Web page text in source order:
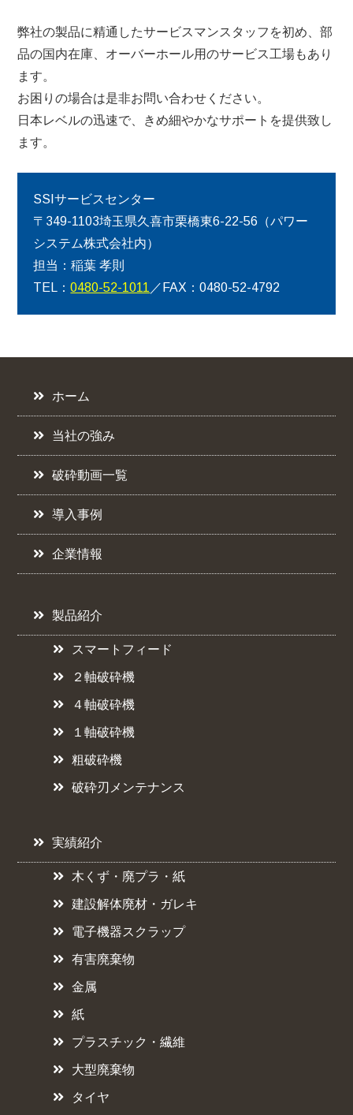
弊社の製品に精通したサービスマンスタッフを初め、部
品の国内在庫、オーバーホール用のサービス工場もあり
ます。
お困りの場合は是非お問い合わせください。
日本レベルの迅速で、きめ細やかなサポートを提供致し
ます。
SSIサービスセンター
〒349-1103埼玉県久喜市栗橋東6-22-56（パワー
システム株式会社内）
担当：稲葉 孝則
TEL：0480-52-1011 ／FAX：0480-52-4792
ホーム
当社の強み
破砕動画一覧
導入事例
企業情報
製品紹介
スマートフィード
２軸破砕機
４軸破砕機
１軸破砕機
粗破砕機
破砕刃メンテナンス
実績紹介
木くず・廃プラ・紙
建設解体廃材・ガレキ
電子機器スクラップ
有害廃棄物
金属
紙
プラスチック・繊維
大型廃棄物
タイヤ